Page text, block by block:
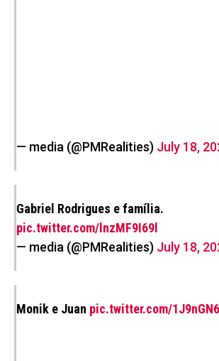
— media (@PMRealities) July 18,
Gabriel Rodrigues e família.
pic.twitter.com/lnzMF9I69l
— media (@PMRealities) July 18,
Monik e Juan pic.twitter.com/